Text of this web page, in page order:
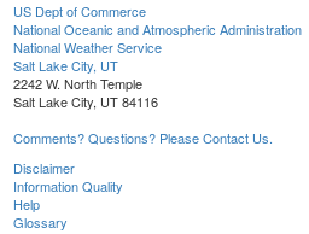
US Dept of Commerce
National Oceanic and Atmospheric Administration
National Weather Service
Salt Lake City, UT
2242 W. North Temple
Salt Lake City, UT 84116
Comments? Questions? Please Contact Us.
Disclaimer
Information Quality
Help
Glossary